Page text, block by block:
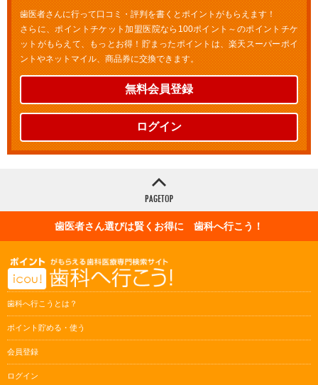
歯医者さんに行って口コミ・評判を書くとポイントがもらえます！
さらに、ポイントチケット加盟医院なら100ポイント～のポイントチケ
ットがもらえて、もっとお得！貯まったポイントは、楽天スーパーポイ
ントやネットマイル、商品券に交換できます。
無料会員登録
ログイン
歯医者さん選びは賢くお得に 歯科へ行こう！
歯科へ行こうとは？
ポイント貯める・使う
会員登録
ログイン